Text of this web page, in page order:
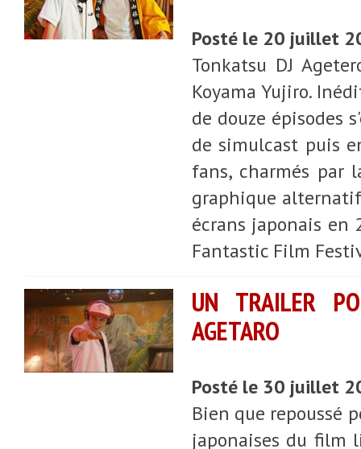
Posté le 20 juillet
Tonkatsu DJ
Koyama Yujiro.
de douze épisodes
de simulcast puis
fans, charmés par
graphique
écrans japonais
Fantastic Film
UN TRAILER
AGETARO
Posté le 30 juillet
Bien que repoussé
japonaises du film